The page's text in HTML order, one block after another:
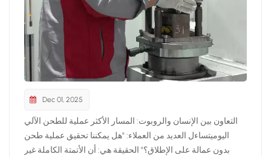
Dec 01, 2025
التعاون بين الإنسان والروبوت: المسار الأكثر عملية للطحن الآلي
اليوميتساءل العديد من العملاء: "هل يمكننا تحقيق عملية طحن
بدون عمالة على الإطلاق؟" الحقيقة هي: أن الأتمتة الكاملة غير